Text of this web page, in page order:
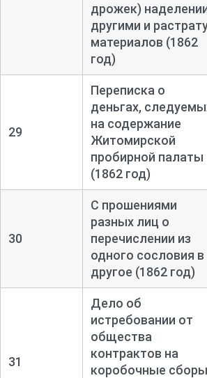
дрожек)
другими и
материалов (1862
год)
29
Переписка о
деньгах,
на содержание
Житомирской
пробирной палаты
(1862 год)
30
С прошениями
разных лиц о
перечислении из
одного сословия в
другое (1862 год)
31
Дело об
истребовании от
общества
контрактов на
коробочные сборы